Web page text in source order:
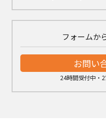
フォームか
お問い
24時間受付中・